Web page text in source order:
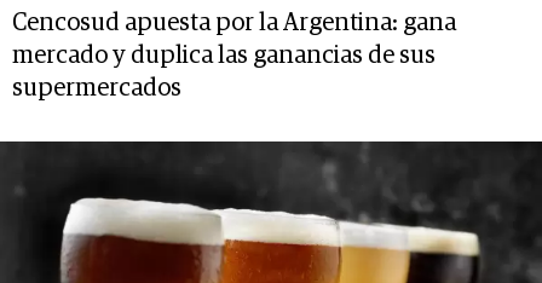
Cencosud apuesta por la Argentina: gana
mercado y duplica las ganancias de sus
supermercados